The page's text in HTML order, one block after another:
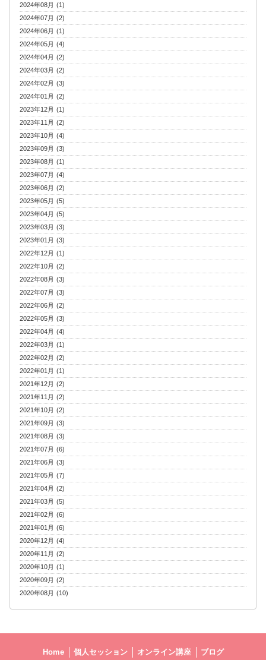
2024年08月 (1)
2024年07月 (2)
2024年06月 (1)
2024年05月 (4)
2024年04月 (2)
2024年03月 (2)
2024年02月 (3)
2024年01月 (2)
2023年12月 (1)
2023年11月 (2)
2023年10月 (4)
2023年09月 (3)
2023年08月 (1)
2023年07月 (4)
2023年06月 (2)
2023年05月 (5)
2023年04月 (5)
2023年03月 (3)
2023年01月 (3)
2022年12月 (1)
2022年10月 (2)
2022年08月 (3)
2022年07月 (3)
2022年06月 (2)
2022年05月 (3)
2022年04月 (4)
2022年03月 (1)
2022年02月 (2)
2022年01月 (1)
2021年12月 (2)
2021年11月 (2)
2021年10月 (2)
2021年09月 (3)
2021年08月 (3)
2021年07月 (6)
2021年06月 (3)
2021年05月 (7)
2021年04月 (2)
2021年03月 (5)
2021年02月 (6)
2021年01月 (6)
2020年12月 (4)
2020年11月 (2)
2020年10月 (1)
2020年09月 (2)
2020年08月 (10)
Home 個人セッション オンライン講座 ブログ